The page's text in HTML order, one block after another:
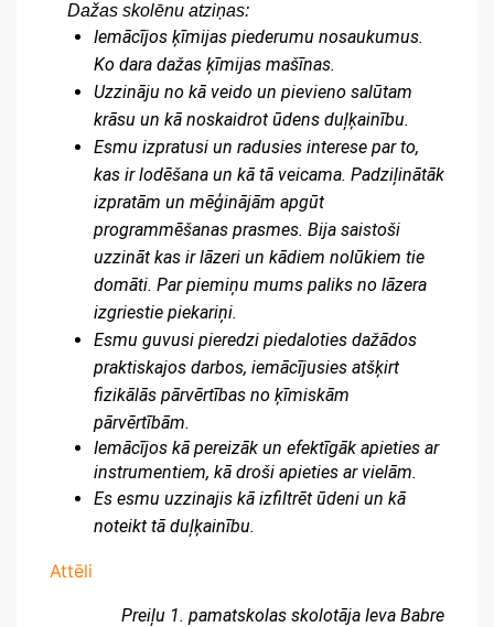
Dažas skolēnu atziņas:
Iemācījos ķīmijas piederumu nosaukumus.
Ko dara dažas ķīmijas mašīnas.
Uzzināju no kā veido un pievieno salūtam
krāsu un kā noskaidrot ūdens duļķainību.
Esmu izpratusi un radusies interese par to,
kas ir lodēšana un kā tā veicama. Padziļinātāk
izpratām un mēģinājām apgūt
programmēšanas prasmes. Bija saistoši
uzzināt kas ir lāzeri un kādiem nolūkiem tie
domāti. Par piemiņu mums paliks no lāzera
izgriestie piekariņi.
Esmu guvusi pieredzi piedaloties dažādos
praktiskajos darbos, iemācījusies atšķirt
fizikālās pārvērtības no ķīmiskām
pārvērtībām.
Iemācījos kā pereizāk un efektīgāk apieties ar
instrumentiem, kā droši apieties ar vielām.
Es esmu uzzinajis kā izfiltrēt ūdeni un kā
noteikt tā duļķainību.
Attēli
Preiļu 1. pamatskolas skolotāja Ieva Babre